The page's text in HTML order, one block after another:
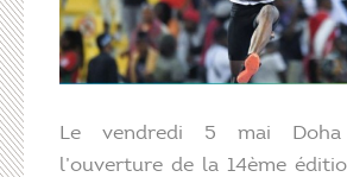
Le vendredi 5 mai
l’ouverture de la 14ème